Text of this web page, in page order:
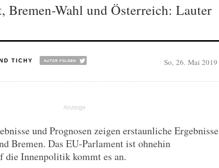
Bremen-Wahl und Österreich: Lauter
TICHY So, 26. Mai 2019
und Prognosen zeigen erstaunliche Ergebnisse
Bremen. Das EU-Parlament ist ohnehin
die Innenpolitik kommt es an.